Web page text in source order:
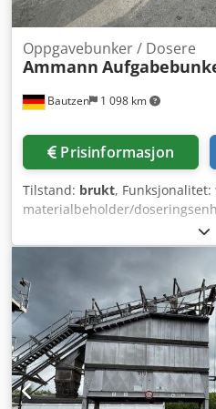
Bautzen 1 098 km
Oppgavebunker / Dosere
Ammann
Prisinformasjon
Tilstand: brukt, Funksjonalitet:
materialbeholder/
Dkjdezq S Hujpfx Akcsr -
elektrisk installasjon, dersom